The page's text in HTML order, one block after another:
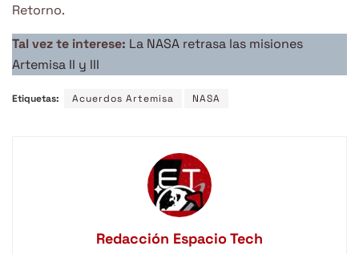
Retorno.
Tal vez te interese: La NASA retrasa las misiones
Artemisa II y III
Etiquetas: Acuerdos Artemisa NASA
Redacción Espacio Tech